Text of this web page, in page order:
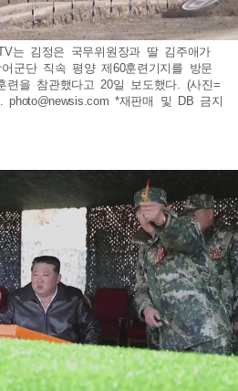
는 김정은 국무위원장과 딸 김주애가
군단 직속 평양 제60훈련기지를 방문
을 참관했다고 20일 보도했다. (사진=
photo@newsis.com *재판매 및 DB 금지